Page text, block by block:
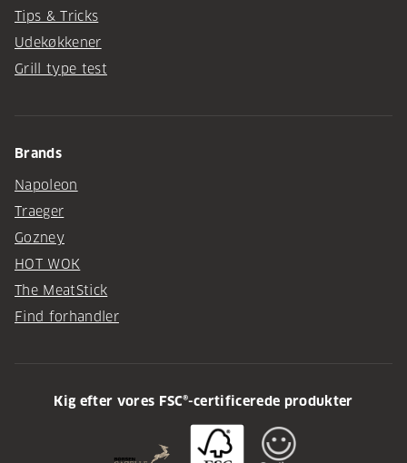
Tips & Tricks
Udekøkkener
Grill type test
Brands
Napoleon
Traeger
Gozney
HOT WOK
The MeatStick
Find forhandler
Kig efter vores FSC®-certificerede produkter